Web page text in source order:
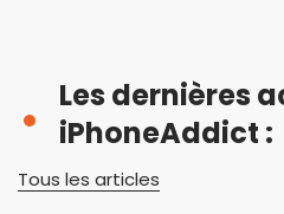
Les dernières
iPhoneAddict :
Tous les articles